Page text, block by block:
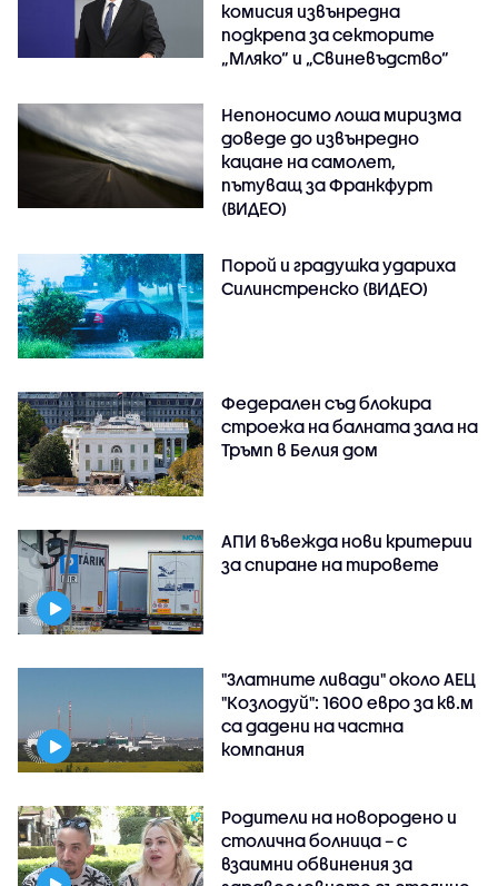
комисия извънредна
подкрепа за секторите
„Мляко“ и „Свиневъдство“
Непоносимо лоша миризма
доведе до извънредно
кацане на самолет,
пътуващ за Франкфурт
(ВИДЕО)
Порой и градушка удариха
Силинстренско (ВИДЕО)
Федерален съд блокира
строежа на балната зала на
Тръмп в Белия дом
АПИ въвежда нови критерии
за спиране на тировете
"Златните ливади" около АЕЦ
"Козлодуй": 1600 евро за кв.м
са дадени на частна
компания
Родители на новородено и
столична болница – с
взаимни обвинения за